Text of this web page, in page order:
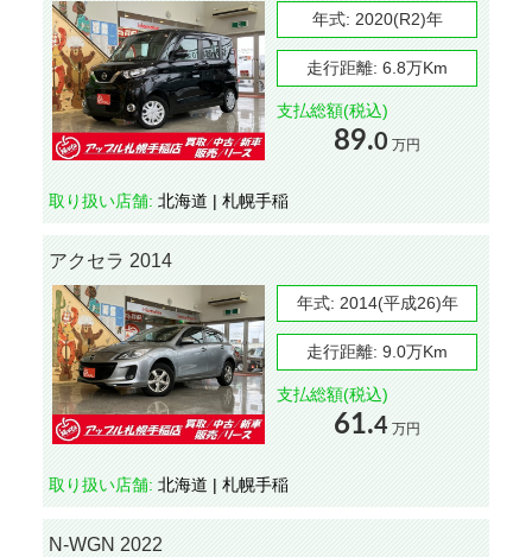
年式: 2020(R2)年
走行距離: 6.8万Km
支払総額(税込)
89.0 万円
取り扱い店舗: 北海道 | 札幌手稲
アクセラ 2014
年式: 2014(平成26)年
走行距離: 9.0万Km
支払総額(税込)
61.4 万円
取り扱い店舗: 北海道 | 札幌手稲
N-WGN 2022